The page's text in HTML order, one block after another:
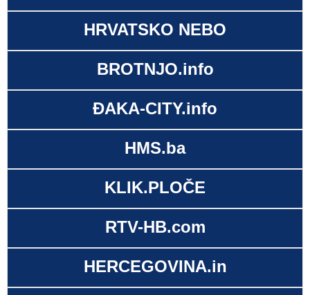
HRVATSKO NEBO
BROTNJO.info
ĐAKA-CITY.info
HMS.ba
KLIK.PLOČE
RTV-HB.com
HERCEGOVINA.in